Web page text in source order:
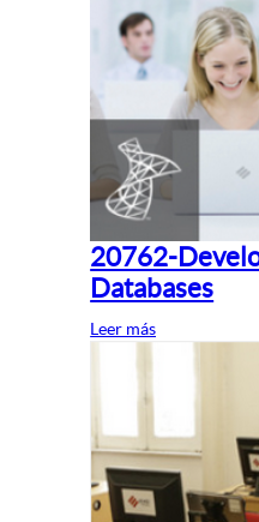
20762-
Databases
Leer más